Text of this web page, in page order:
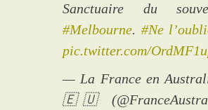
Sanctuaire du
#Melbourne. #Ne
pic.twitter.com/
— La France en
🇪🇺